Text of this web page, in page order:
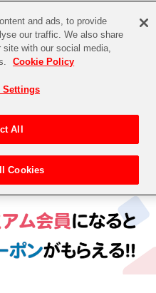
EVENT
電子書籍
ーズ> アイドルマスター
and ads, to provide
our traffic. We also share
site with our social media,
Cookie Policy
Settings
All
Cookies